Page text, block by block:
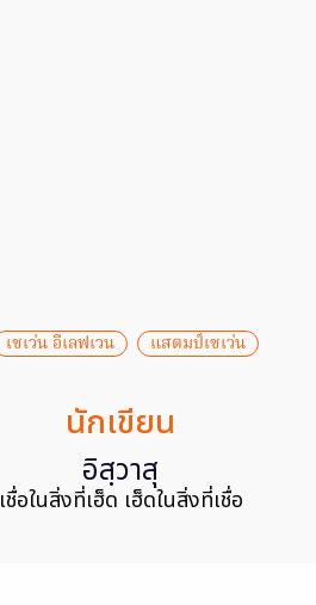
เซเว่น อีเลฟเวน แสตมป์เซเว่น
นักเขียน
อิสฺวาสุ
เชื่อในสิ่งที่เฮ็ด เฮ็ดในสิ่งที่เชื่อ